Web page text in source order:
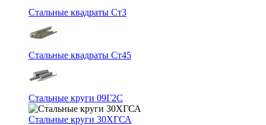
Стальные квадраты Ст3
Стальные квадраты Ст45
Стальные круги 09Г2С
Стальные круги 30ХГСА